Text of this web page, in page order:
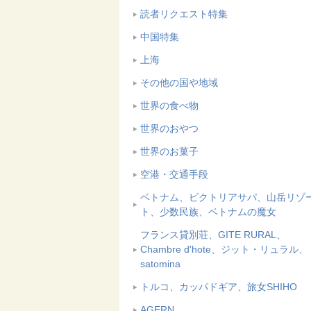
読者リクエスト特集
中国特集
上海
その他の国や地域
世界の食べ物
世界のおやつ
世界のお菓子
空港・交通手段
ベトナム、ビクトリアサパ、山岳リゾ
ト、少数民族、ベトナムの魔女
フランス貸別荘、GITE RURAL、
Chambre d'hote、ジット・リュラル、
satomina
トルコ、カッパドギア、旅女SHIHO